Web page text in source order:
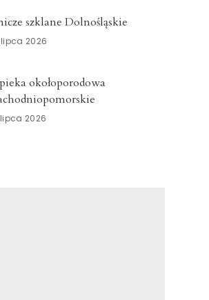
szklane Dolnośląskie
lipca 2026
okołoporodowa
lipca 2026